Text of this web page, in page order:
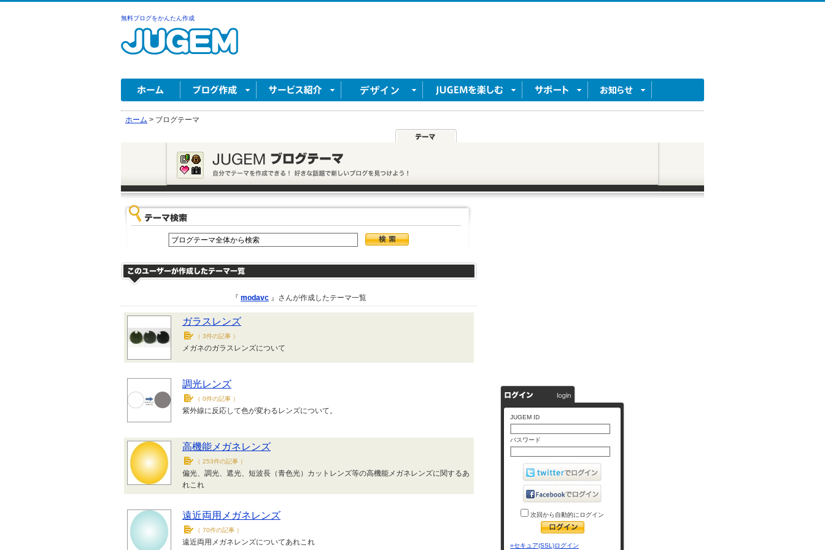
無料ブログをかんたん作成
ホーム > ブログテーマ
『 modavc 』さんが作成したテーマ一覧
ガラスレンズ
（ 3件の記事 ）
メガネのガラスレンズについて
調光レンズ
（ 0件の記事 ）
紫外線に反応して色が変わるレンズについて。
高機能メガネレンズ
（ 253件の記事 ）
偏光、調光、遮光、短波長（青色光）カットレンズ等の高機能メガネレンズに関するあ
れこれ
遠近両用メガネレンズ
（ 70件の記事 ）
遠近両用メガネレンズについてあれこれ
JUGEM ID
パスワード
次回から自動的にログイン
»セキュア(SSL)ログイン